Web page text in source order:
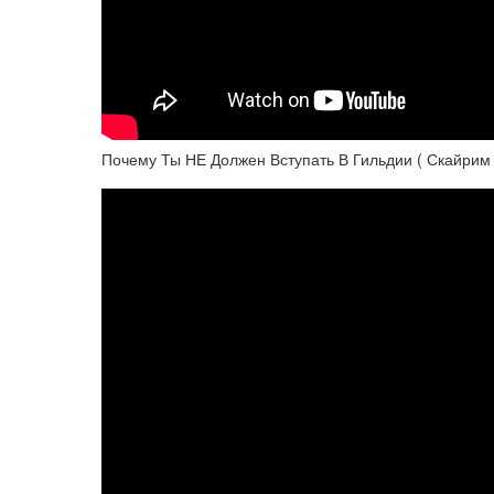
Почему Ты НЕ Должен Вступать В Гильдии (